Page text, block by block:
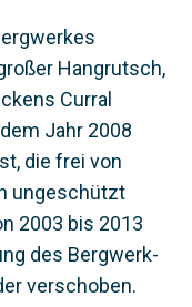
Hangrutsch,
Curral
Jahr 2008
die frei von
ungeschützt
2003 bis 2013
des Bergwerk-
verschoben.